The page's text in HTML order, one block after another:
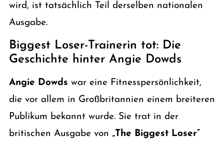
wird, ist tatsächlich Teil derselben nationalen
Ausgabe.
Biggest Loser-Trainerin tot: Die
Geschichte hinter Angie Dowds
Angie Dowds war eine Fitnesspersönlichkeit,
die vor allem in Großbritannien einem breiteren
Publikum bekannt wurde. Sie trat in der
britischen Ausgabe von „The Biggest Loser“